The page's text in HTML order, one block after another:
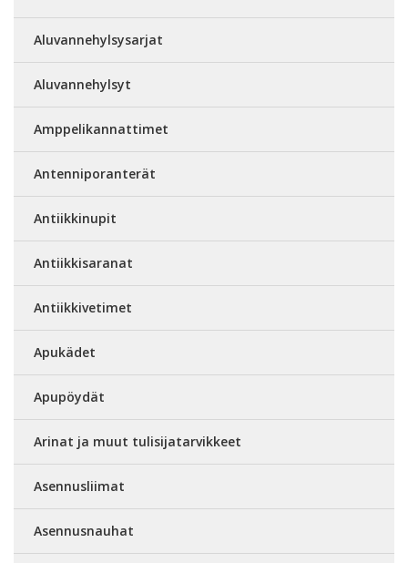
Aluvannehylsysarjat
Aluvannehylsyt
Amppelikannattimet
Antenniporanterät
Antiikkinupit
Antiikkisaranat
Antiikkivetimet
Apukädet
Apupöydät
Arinat ja muut tulisijatarvikkeet
Asennusliimat
Asennusnauhat